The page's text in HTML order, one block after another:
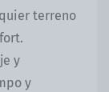
terreno
y
y